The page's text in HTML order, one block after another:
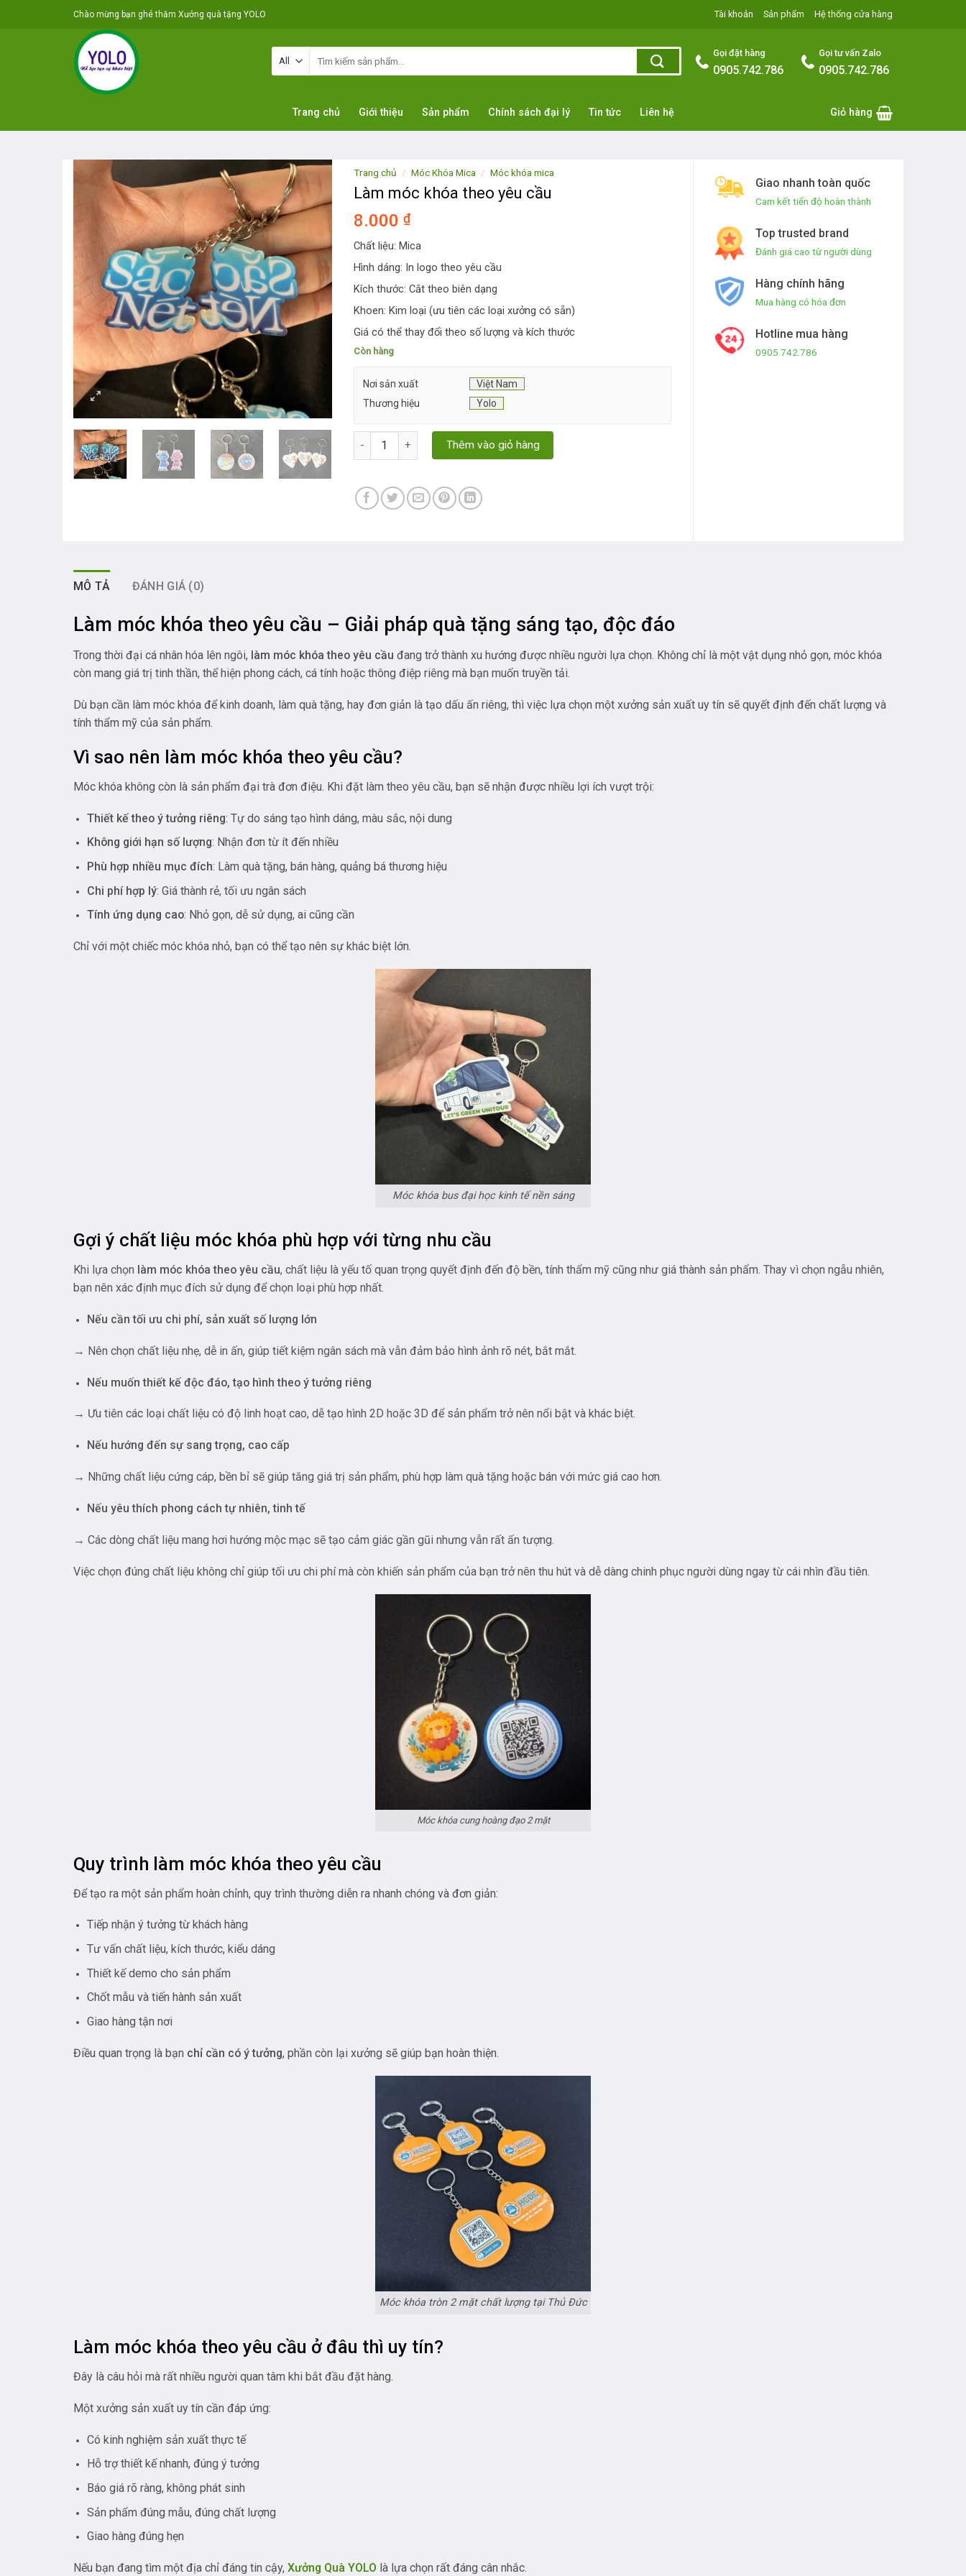
Chào mừng bạn ghé thăm Xưởng quà tặng YOLO Tài khoản Sản phẩm Hệ thống cửa hàng
Gọi đặt hàng
0905.742.786
Gọi tư vấn Zalo
0905.742.786
Trang chủ Giới thiệu Sản phẩm Chính sách đại lý Tin tức Liên hệ Giỏ hàng
Trang chủ / Móc Khóa Mica / Móc khóa mica
Làm móc khóa theo yêu cầu
8.000 ₫
Chất liệu: Mica
Hình dáng: In logo theo yêu cầu
Kích thước: Cắt theo biên dạng
Khoen: Kim loại (ưu tiên các loại xưởng có sẵn)
Giá có thể thay đổi theo số lượng và kích thước
Còn hàng
Nơi sản xuất
Việt Nam
Thương hiệu
Yolo
Làm móc khóa theo yêu cầu số lượng
Thêm vào giỏ hàng
Giao nhanh toàn quốc
Cam kết tiến độ hoàn thành
Top trusted brand
Đánh giá cao từ người dùng
Hàng chính hãng
Mua hàng có hóa đơn
Hotline mua hàng
0905.742.786
MÔ TẢ ĐÁNH GIÁ (0)
Làm móc khóa theo yêu cầu – Giải pháp quà tặng sáng tạo, độc đáo
Trong thời đại cá nhân hóa lên ngôi, làm móc khóa theo yêu cầu đang trở thành xu hướng được nhiều người lựa chọn. Không chỉ là một vật dụng nhỏ gọn, móc khóa
còn mang giá trị tinh thần, thể hiện phong cách, cá tính hoặc thông điệp riêng mà bạn muốn truyền tải.
Dù bạn cần làm móc khóa để kinh doanh, làm quà tặng, hay đơn giản là tạo dấu ấn riêng, thì việc lựa chọn một xưởng sản xuất uy tín sẽ quyết định đến chất lượng và
tính thẩm mỹ của sản phẩm.
Vì sao nên làm móc khóa theo yêu cầu?
Móc khóa không còn là sản phẩm đại trà đơn điệu. Khi đặt làm theo yêu cầu, bạn sẽ nhận được nhiều lợi ích vượt trội:
Thiết kế theo ý tưởng riêng: Tự do sáng tạo hình dáng, màu sắc, nội dung
Không giới hạn số lượng: Nhận đơn từ ít đến nhiều
Phù hợp nhiều mục đích: Làm quà tặng, bán hàng, quảng bá thương hiệu
Chi phí hợp lý: Giá thành rẻ, tối ưu ngân sách
Tính ứng dụng cao: Nhỏ gọn, dễ sử dụng, ai cũng cần
Chỉ với một chiếc móc khóa nhỏ, bạn có thể tạo nên sự khác biệt lớn.
Móc khóa bus đại học kinh tế nền sáng
Gợi ý chất liệu móc khóa phù hợp với từng nhu cầu
Khi lựa chọn làm móc khóa theo yêu cầu, chất liệu là yếu tố quan trọng quyết định đến độ bền, tính thẩm mỹ cũng như giá thành sản phẩm. Thay vì chọn ngẫu nhiên,
bạn nên xác định mục đích sử dụng để chọn loại phù hợp nhất.
Nếu cần tối ưu chi phí, sản xuất số lượng lớn
→ Nên chọn chất liệu nhẹ, dễ in ấn, giúp tiết kiệm ngân sách mà vẫn đảm bảo hình ảnh rõ nét, bắt mắt.
Nếu muốn thiết kế độc đáo, tạo hình theo ý tưởng riêng
→ Ưu tiên các loại chất liệu có độ linh hoạt cao, dễ tạo hình 2D hoặc 3D để sản phẩm trở nên nổi bật và khác biệt.
Nếu hướng đến sự sang trọng, cao cấp
→ Những chất liệu cứng cáp, bền bỉ sẽ giúp tăng giá trị sản phẩm, phù hợp làm quà tặng hoặc bán với mức giá cao hơn.
Nếu yêu thích phong cách tự nhiên, tinh tế
→ Các dòng chất liệu mang hơi hướng mộc mạc sẽ tạo cảm giác gần gũi nhưng vẫn rất ấn tượng.
Việc chọn đúng chất liệu không chỉ giúp tối ưu chi phí mà còn khiến sản phẩm của bạn trở nên thu hút và dễ dàng chinh phục người dùng ngay từ cái nhìn đầu tiên.
Móc khóa cung hoàng đạo 2 mặt
Quy trình làm móc khóa theo yêu cầu
Để tạo ra một sản phẩm hoàn chỉnh, quy trình thường diễn ra nhanh chóng và đơn giản:
Tiếp nhận ý tưởng từ khách hàng
Tư vấn chất liệu, kích thước, kiểu dáng
Thiết kế demo cho sản phẩm
Chốt mẫu và tiến hành sản xuất
Giao hàng tận nơi
Điều quan trọng là bạn chỉ cần có ý tưởng, phần còn lại xưởng sẽ giúp bạn hoàn thiện.
Móc khóa tròn 2 mặt chất lượng tại Thủ Đức
Làm móc khóa theo yêu cầu ở đâu thì uy tín?
Đây là câu hỏi mà rất nhiều người quan tâm khi bắt đầu đặt hàng.
Một xưởng sản xuất uy tín cần đáp ứng:
Có kinh nghiệm sản xuất thực tế
Hỗ trợ thiết kế nhanh, đúng ý tưởng
Báo giá rõ ràng, không phát sinh
Sản phẩm đúng mẫu, đúng chất lượng
Giao hàng đúng hẹn
Nếu bạn đang tìm một địa chỉ đáng tin cậy, Xưởng Quà YOLO là lựa chọn rất đáng cân nhắc.